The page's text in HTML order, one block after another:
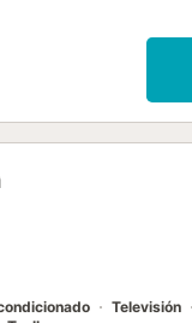
Televisión